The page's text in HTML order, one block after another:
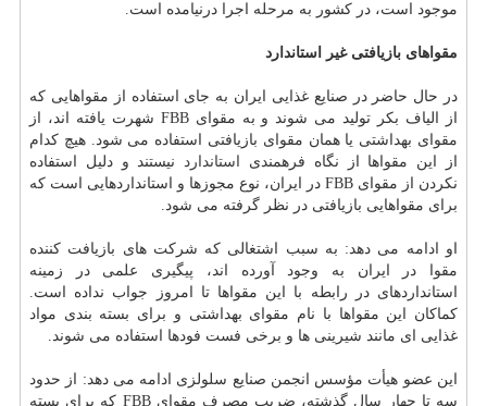
موجود است، در كشور به مرحله اجرا درنیامده است.
مقواهای بازیافتی غیر استاندارد
در حال حاضر در صنایع غذایی ایران به جای استفاده از مقواهایی كه
از الیاف بكر تولید می شوند و به مقوای FBB شهرت یافته اند، از
مقوای بهداشتی یا همان مقوای بازیافتی استفاده می شود. هیچ كدام
از این مقواها از نگاه فرهمندی
استانداردنیستند و دلیل استفاده
نكردن از مقوای FBB در ایران، نوع مجوزها و استانداردهایی است كه
برای مقواهایی بازیافتی در نظر گرفته می شود.
او ادامه می دهد: به سبب اشتغالی كه شركت های بازیافت كننده
مقوا در ایران به وجود آورده اند، پیگیری علمی در زمینه
استانداردهای در رابطه با این مقواها تا امروز جواب نداده است.
كماكان این مقواها با نام مقوای بهداشتی و برای بسته بندی مواد
غذایی ای مانند شیرینی ها و برخی فست فودها استفاده می شوند.
این عضو هیأت مؤسس انجمن صنایع سلولزی ادامه می دهد: از حدود
سه تا چهار سال گذشته، ضریب مصرف مقوای FBB كه برای بسته